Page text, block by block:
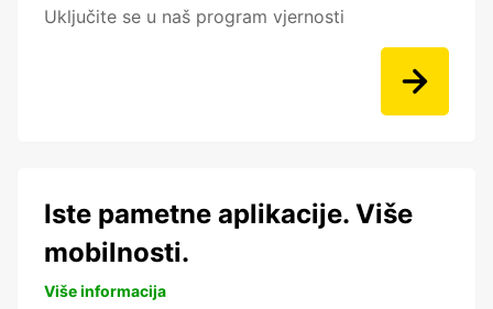
Uključite se u naš program vjernosti
Iste pametne aplikacije. Više
mobilnosti.
Više informacija